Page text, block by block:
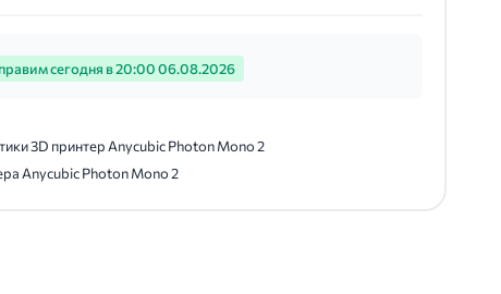
сегодня в 20:00 06.08.2026
3D принтер Anycubic Photon Mono 2
Anycubic Photon Mono 2